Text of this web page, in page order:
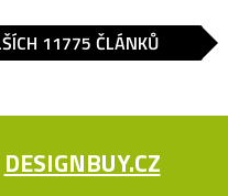
11775 ČLÁNKŮ
DESIGNBUY.CZ